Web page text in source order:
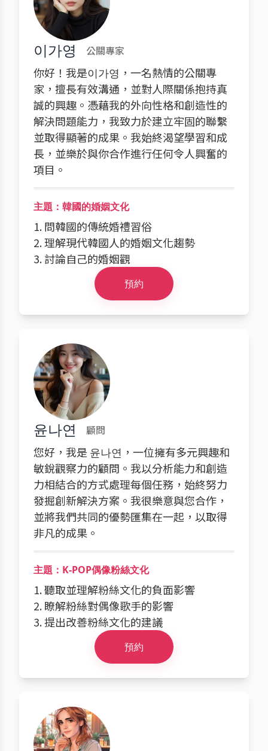
이가영 公關專家
你好！我是이가영，一名熱情的公關專
家，擅長有效溝通，並對人際關係抱持真
誠的興趣。憑藉我的外向性格和創造性的
解決問題能力，我致力於建立牢固的聯繫
並取得顯著的成果。我始終渴望學習和成
長，並樂於與你合作進行任何令人興奮的
項目。
主題：韓國的婚姻文化
1. 問韓國的傳統婚禮習俗
2. 理解現代韓國人的婚姻文化趨勢
3. 討論自己的婚姻觀
預約
윤나연 顧問
您好，我是 윤나연，一位擁有多元興趣和
敏銳觀察力的顧問。我以分析能力和創造
力相結合的方式處理每個任務，始終努力
發掘創新解決方案。我很樂意與您合作，
並將我們共同的優勢匯集在一起，以取得
非凡的成果。
主題：K-POP偶像粉絲文化
1. 聽取並理解粉絲文化的負面影響
2. 瞭解粉絲對偶像歌手的影響
3. 提出改善粉絲文化的建議
預約